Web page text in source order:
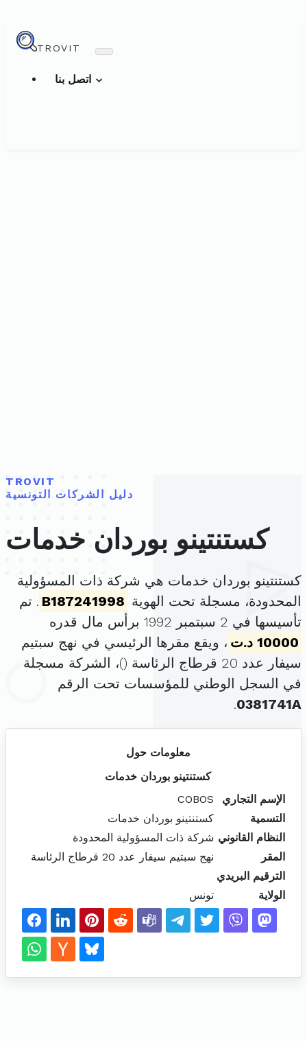
TROVIT
TROVIT
دليل الشركات التونسية
كستنتينو بوردان خدمات
كستنتينو بوردان خدمات هي شركة ذات المسؤولية
المحدودة، مسجلة تحت الهوية B187241998 . تم
تأسيسها في 2 سبتمبر 1992 برأس مال قدره
10000 د.ت
، ويقع مقرها الرئيسي في نهج سبتيم
سيفار عدد 20 قرطاج الرئاسة (
)، الشركة مسجلة
في السجل الوطني للمؤسسات تحت الرقم
0381741A
.
معلومات حول
كستنتينو بوردان خدمات
الإسم التجاري
COBOS
التسمية
كستنتينو بوردان خدمات
النظام القانوني شركة ذات المسؤولية المحدودة
المقر
نهج سبتيم سيفار عدد 20 قرطاج الرئاسة
الترقيم البريدي
الولاية
تونس